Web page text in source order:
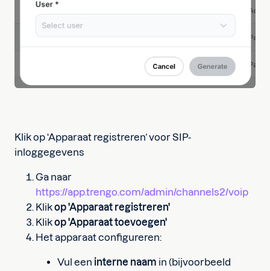
Klik op ‘Apparaat registreren’ voor SIP-
inloggegevens
Ga naar
https://app.trengo.com/admin/channels2/voip
Klikop 'Apparaat registreren'
Klikop 'Apparaat toevoegen'
Het apparaat configureren:
Vul een interne naam in (bijvoorbeeld